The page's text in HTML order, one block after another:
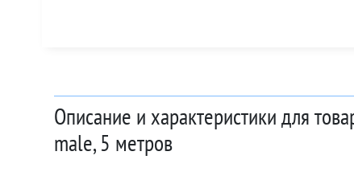
Описание и характеристики для
male, 5 метров